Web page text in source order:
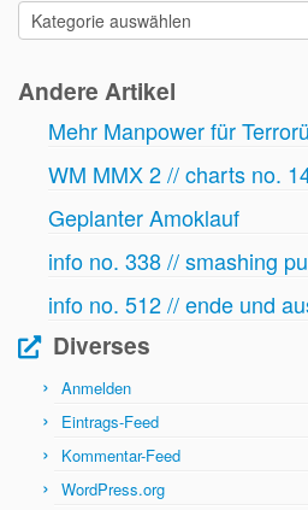
Themen
Andere Artikel
Mehr Manpower für
WM MMX 2 // charts no.
Geplanter Amoklauf
info no. 338 // smashing
info no. 512 // ende und
Diverses
Anmelden
Eintrags-Feed
Kommentar-Feed
WordPress.org